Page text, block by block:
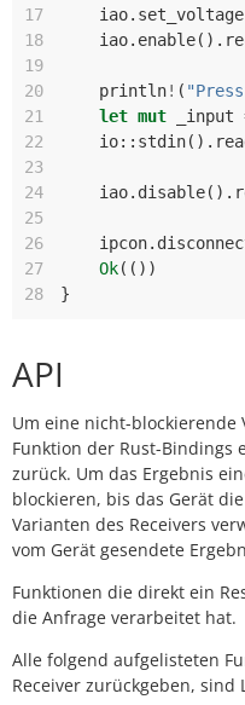
17
iao. set_voltage
18
iao. enable().
19
20
println! (
21
let mut _input
22
io:: stdin().
23
24
iao. disable().
25
26
ipcon.
27
Ok(())
28
}
API
Um eine nicht-
Funktion der Rust-Bindings
zurück. Um das Ergebnis
blockieren, bis das Gerät
Varianten des Receivers
vom Gerät gesendete
Funktionen die direkt ein
die Anfrage verarbeitet hat.
Alle folgend aufgelisteten
Receiver zurückgeben, sind